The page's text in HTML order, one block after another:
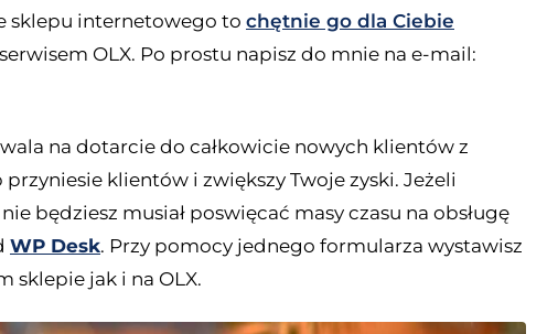
sklepu internetowego to chętnie go dla Ciebie
OLX. Po prostu napisz do mnie na e-mail:
na dotarcie do całkowicie nowych klientów z
klientów i zwiększy Twoje zyski. Jeżeli
będziesz musiał poswięcać masy czasu na obsługę
WP Desk. Przy pomocy jednego formularza wystawisz
sklepie jak i na OLX.